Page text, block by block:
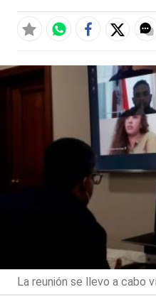
La reunión se llevo a cabo